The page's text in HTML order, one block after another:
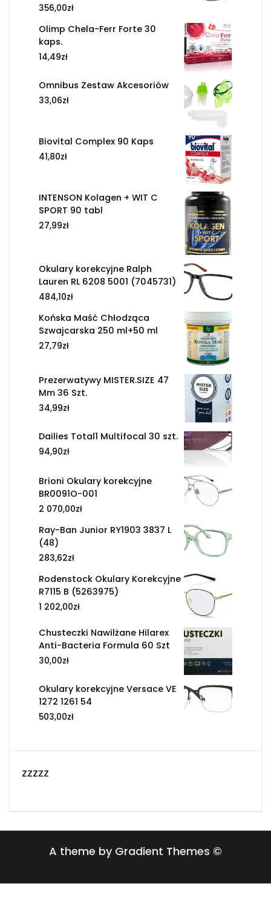
356,00zł
Olimp Chela-Ferr Forte 30
kaps.
14,49zł
Omnibus Zestaw Akcesoriów
33,06zł
Biovital Complex 90 Kaps
41,80zł
INTENSON Kolagen + WIT C
SPORT 90 tabl
27,99zł
Okulary korekcyjne Ralph
Lauren RL 6208 5001 (7045731)
484,10zł
Końska Maść Chłodząca
Szwajcarska 250 ml+50 ml
27,79zł
Prezerwatywy MISTER.SIZE 47
Mm 36 Szt.
34,99zł
Dailies Total1 Multifocal 30 szt.
94,90zł
Brioni Okulary korekcyjne
BR0091O-001
2 070,00zł
Ray-Ban Junior RY1903 3837 L
(48)
283,62zł
Rodenstock Okulary Korekcyjne
R7115 B (5263975)
1 202,00zł
Chusteczki Nawilżane Hilarex
Anti-Bacteria Formula 60 Szt
30,00zł
Okulary korekcyjne Versace VE
1272 1261 54
503,00zł
zzzzz
A theme by Gradient Themes ©